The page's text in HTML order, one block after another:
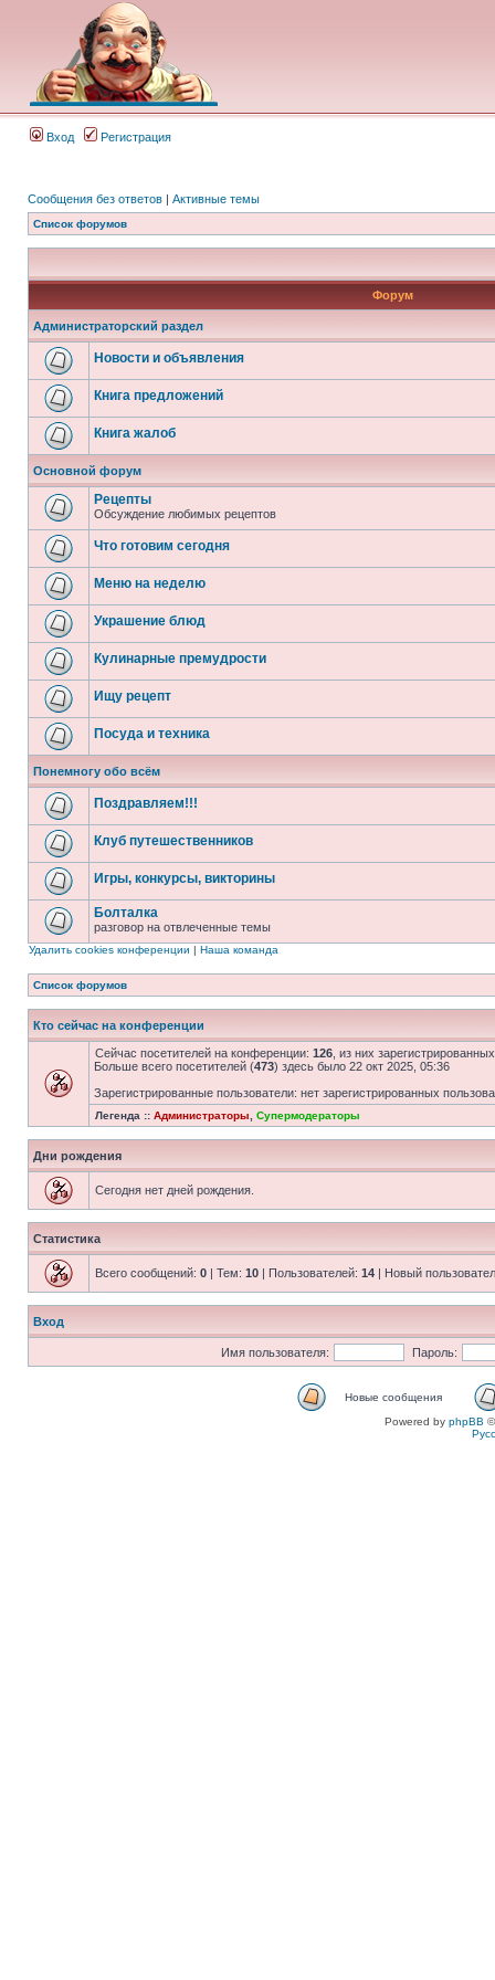
Вход Регистрация
Сообщения без ответов | Активные темы
Список форумов
Форум
Администраторский раздел
Новости и объявления
Книга предложений
Книга жалоб
Основной форум
Рецепты
Обсуждение любимых рецептов
Что готовим сегодня
Меню на неделю
Украшение блюд
Кулинарные премудрости
Ищу рецепт
Посуда и техника
Понемногу обо всём
Поздравляем!!!
Клуб путешественников
Игры, конкурсы, викторины
Болталка
разговор на отвлеченные темы
Удалить cookies конференции | Наша команда
Список форумов
Кто сейчас на конференции
Сейчас посетителей на конференции: 126 , из них
Больше всего посетителей (473) здесь было 22 окт 2025, 05:36
Зарегистрированные пользователи: нет зарегистрированных
Легенда :: Администраторы Супермодераторы
Дни рождения
Сегодня нет дней рождения.
Статистика
Всего сообщений: 0 | Тем: 10 | Пользователей: 14 | Новый
Вход
Имя пользователя: Пароль:
Новые сообщения
Powered by phpBB